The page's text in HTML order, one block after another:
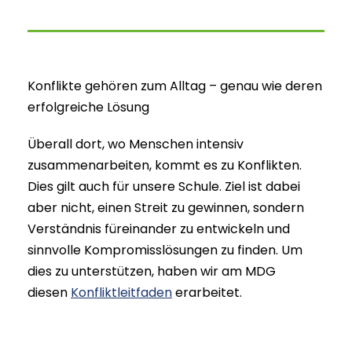
Konflikte gehören zum Alltag – genau wie deren
erfolgreiche Lösung
Überall dort, wo Menschen intensiv
zusammenarbeiten, kommt es zu Konflikten.
Dies gilt auch für unsere Schule. Ziel ist dabei
aber nicht, einen Streit zu gewinnen, sondern
Verständnis füreinander zu entwickeln und
sinnvolle Kompromisslösungen zu finden. Um
dies zu unterstützen, haben wir am MDG
diesen Konfliktleitfadenerarbeitet.